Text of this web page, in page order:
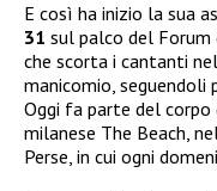
E così ha inizio la sua
31 sul palco del Forum
che scorta i cantanti
manicomio, seguendoli
Oggi fa parte del
milanese The Beach,
Perse, in cui ogni